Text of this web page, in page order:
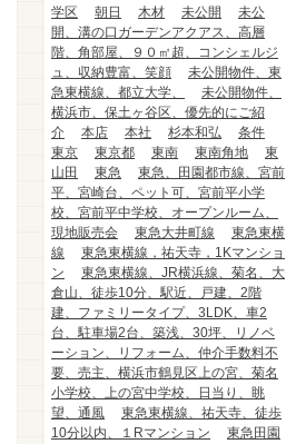
学区
朝日 木材 未公開
未公
開、溝の口ガーデンアクアス、高層
階、角部屋、９０㎡超、コンシェルジ
ュ、収納豊富、笑顔
未公開物件、東
急東横線、都立大学、
未公開物件、
横浜市、保土ヶ谷区、優先的にご紹
介
本店 本社 杉本和弘
条件
東京
東京都 東南 東南角地
東
山田
東急
東急、田園都市線、宮前
平、宮崎台、ペット可、宮前平小学
校、宮前平中学校、オープンルーム、
現地販売会
東急大井町線
東急東横
線
東急東横線，祐天寺，1Kマンショ
ン
東急東横線、JR横浜線、菊名、大
倉山、徒歩10分、駅近、戸建、2階
建、ファミリータイプ、3LDK、車2
台、駐車場2台、築浅、30坪、リノベ
ーション、リフォーム、仲介手数料不
要、売主、横浜市鶴見区上の宮、菊名
小学校、上の宮中学校、日当り、眺
望、通風
東急東横線、祐天寺、徒歩
10分以内、１Rマンション
東急田園